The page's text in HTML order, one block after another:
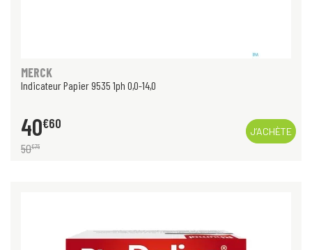
MERCK
Indicateur Papier 9535 1ph 0,0-14,0
40€60
50€75
J’ACHÈTE